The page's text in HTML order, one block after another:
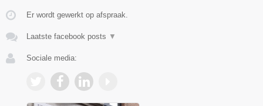
Er wordt gewerkt op afspraak.
Laatste facebook posts ▼
Sociale media: